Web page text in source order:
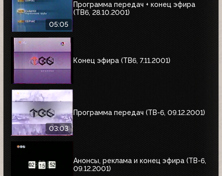
05:05
Программа передач + конец эфира
(ТВ6, 28.10.2001)
Конец эфира (ТВ6, 7.11.2001)
03:03
Программа передач (ТВ-6, 09.12.2001)
Анонсы, реклама и конец эфира (ТВ-6,
09.12.2001)